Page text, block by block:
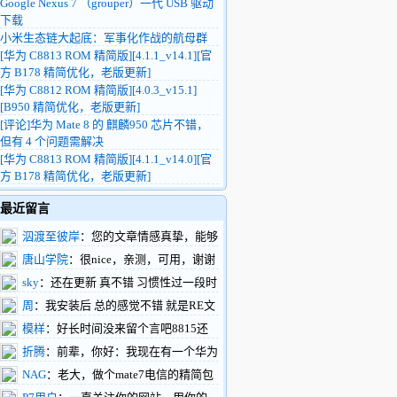
Google Nexus 7 （grouper）一代 USB 驱动
下载
小米生态链大起底：军事化作战的航母群
[华为 C8813 ROM 精简版][4.1.1_v14.1][官
方 B178 精简优化，老版更新]
[华为 C8812 ROM 精简版][4.0.3_v15.1]
[B950 精简优化，老版更新]
[评论]华为 Mate 8 的 麒麟950 芯片不错，
但有 4 个问题需解决
[华为 C8813 ROM 精简版][4.1.1_v14.0][官
方 B178 精简优化，老版更新]
最近留言
泅渡至彼岸：您的文章情感真挚，能够
触动人心，引起共鸣。您的文章构思巧妙，
情节设计新颖，让人拍案叫绝。
https://www.renhehui.com/renhehui/1289.html
唐山学院：很nice，亲测，可用，谢谢
楼主 sky：还在更新 真不错 习惯性过一段时
间就过来看看
周 ：我安装后 总的感觉不错 就是RE文
件管理不能正常工作 往系统内拷贝文件不
行能再搞一版吗
模样：好长时间没来留个言吧8815还
做三网通吗？这样做个备用很不错，下一步
有什么打算呢，做刷机包不行了！
折腾：前辈，你好：我现在有一个华为
c8500的机器。但是我百度也找不到刷机软
件，驱动的下载地址。如果您在百忙当中能
NAG：老大，做个mate7电信的精简包
吧，网上都是东改西改的个性包